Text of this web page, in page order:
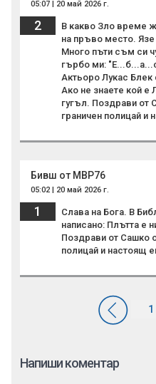
05:07 | 20 май 2026 г.
2
В какво Зло време
на пръво место.
Много пъти съм си
гърбо ми:
Актьоро Лукас
Ако не знаете кой е
гугъл. Поздрави от
граничен полицай и
Бивш от МВР76
05:02 | 20 май 2026 г.
1
Слава на Бога. В
написано: Плътта е
Поздрави от Сашко
полицай и настоящ
Напиши коментар